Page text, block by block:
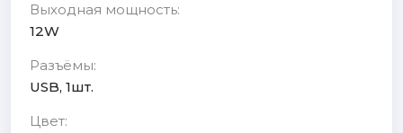
Выходная мощность:
12W
Разъёмы:
USB, 1шт.
Цвет: